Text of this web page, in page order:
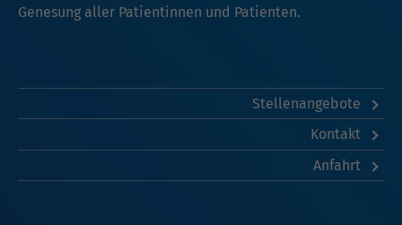
Genesung aller Patientinnen und Patienten.
Stellenangebote
Kontakt
Anfahrt